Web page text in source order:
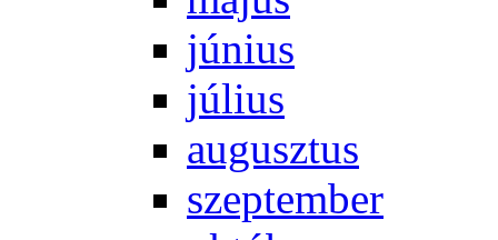
jú­ni­us
jú­li­us
au­gusz­tus
szep­tem­ber